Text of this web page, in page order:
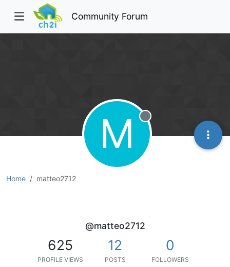
Community Forum
Home matteo2712
M Offline
@matteo2712
625
PROFILE VIEWS
12
POSTS
0
FOLLOWERS